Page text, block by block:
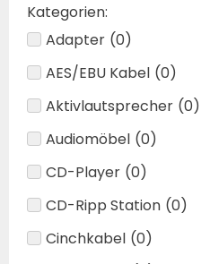
Kategorien:
Adapter (0)
AES/EBU Kabel (0)
Aktivlautsprecher (0)
Audiomöbel (0)
CD-Player (0)
CD-Ripp Station (0)
Cinchkabel (0)